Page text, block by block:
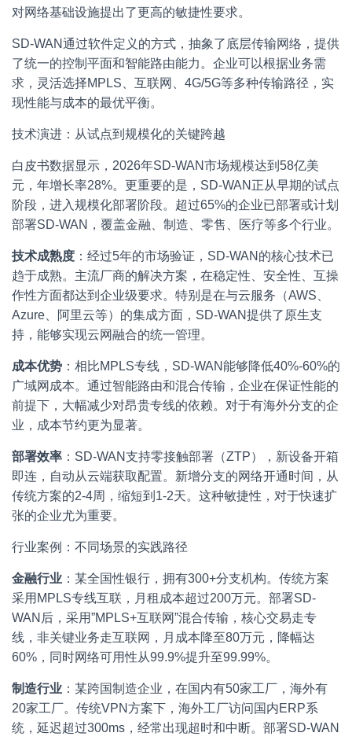
对网络基础设施提出了更高的敏捷性要求。
SD-WAN通过软件定义的方式，抽象了底层传输网络，提供
了统一的控制平面和智能路由能力。企业可以根据业务需
求，灵活选择MPLS、互联网、4G/5G等多种传输路径，实
现性能与成本的最优平衡。
技术演进：从试点到规模化的关键跨越
白皮书数据显示，2026年SD-WAN市场规模达到58亿美
元，年增长率28%。更重要的是，SD-WAN正从早期的试点
阶段，进入规模化部署阶段。超过65%的企业已部署或计划
部署SD-WAN，覆盖金融、制造、零售、医疗等多个行业。
技术成熟度 ：经过5年的市场验证，SD-WAN的核心技术已
趋于成熟。主流厂商的解决方案，在稳定性、安全性、互操
作性方面都达到企业级要求。特别是在与云服务（AWS、
Azure、阿里云等）的集成方面，SD-WAN提供了原生支
持，能够实现云网融合的统一管理。
成本优势 ：相比MPLS专线，SD-WAN能够降低40%-60%的
广域网成本。通过智能路由和混合传输，企业在保证性能的
前提下，大幅减少对昂贵专线的依赖。对于有海外分支的企
业，成本节约更为显著。
部署效率 ：SD-WAN支持零接触部署（ZTP），新设备开箱
即连，自动从云端获取配置。新增分支的网络开通时间，从
传统方案的2-4周，缩短到1-2天。这种敏捷性，对于快速扩
张的企业尤为重要。
行业案例：不同场景的实践路径
金融行业 ：某全国性银行，拥有300+分支机构。传统方案
采用MPLS专线互联，月租成本超过200万元。部署SD-
WAN后，采用”MPLS+互联网”混合传输，核心交易走专
线，非关键业务走互联网，月成本降至80万元，降幅达
60%，同时网络可用性从99.9%提升至99.99%。
制造行业 ：某跨国制造企业，在国内有50家工厂，海外有
20家工厂。传统VPN方案下，海外工厂访问国内ERP系
统，延迟超过300ms，经常出现超时和中断。部署SD-WAN